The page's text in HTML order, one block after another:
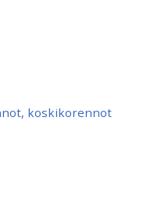
koskikorennot